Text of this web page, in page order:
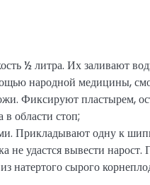
½ литра. Их заливают
народной медицины,
Фиксируют пластырем,
области стоп;
Прикладывают одну к
не удастся вывести
натертого сырого